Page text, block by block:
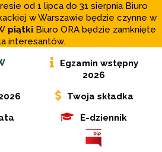
od 1 lipca do 31 sierpnia Biuro
w Warszawie będzie czynne w
piątki Biuro ORA będzie zamknięte
interesantów.
Egzamin wstępny
2026
Twoja składka
E-dziennik